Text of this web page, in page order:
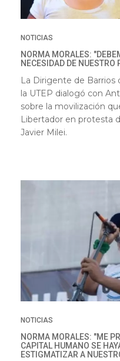
NOTICIAS
NORMA MORALES:
NECESIDAD DE NUESTRO
La Dirigente de Barrios
la UTEP dialogó con
sobre la movilización
Libertador en protesta
Javier Milei.
NOTICIAS
NORMA MORALES: "ME
CAPITAL HUMANO SE
ESTIGMATIZAR A